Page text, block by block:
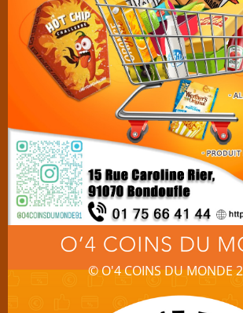
© O'4 COINS DU MONDE